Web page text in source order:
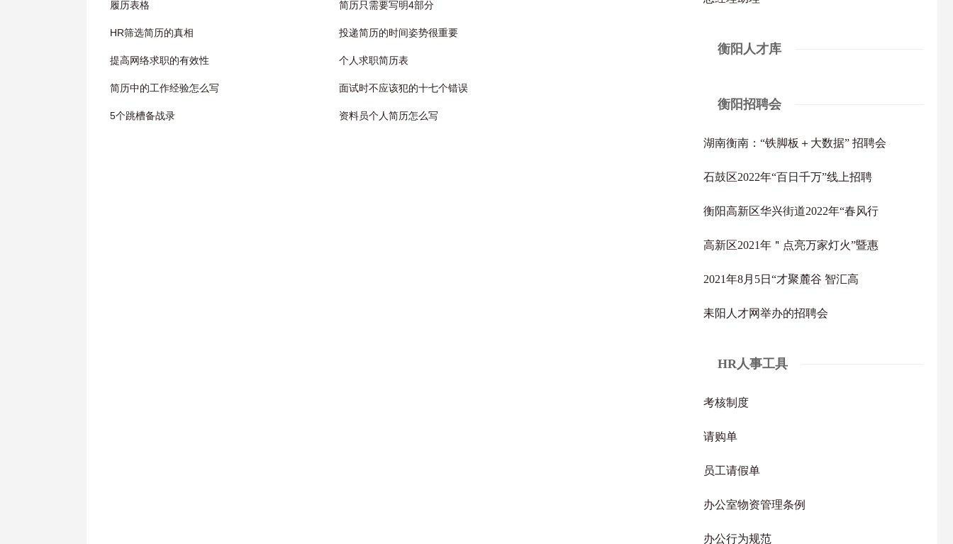
履历表格 简历只需要写明4部分
HR筛选简历的真相 投递简历的时间姿势很重要
提高网络求职的有效性 个人求职简历表
简历中的工作经验怎么写 面试时不应该犯的十七个错误
5个跳槽备战录 资料员个人简历怎么写
衡阳人才库
衡阳招聘会
湖南衡南：“铁脚板＋大数据” 招聘会
石鼓区2022年“百日千万”线上招聘
衡阳高新区华兴街道2022年“春风行
高新区2021年＂点亮万家灯火”暨惠
2021年8月5日“才聚麓谷 智汇高
耒阳人才网举办的招聘会
HR人事工具
考核制度
请购单
员工请假单
办公室物资管理条例
办公行为规范